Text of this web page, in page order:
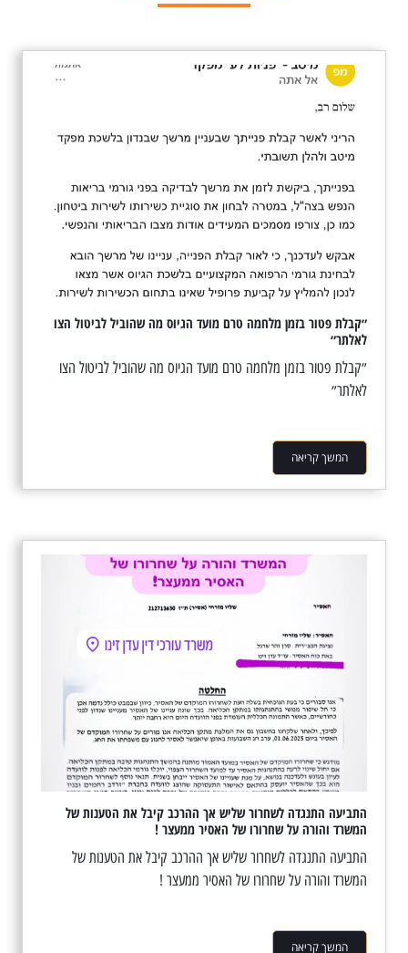
״קבלת פטור בזמן מלחמה טרם מועד הגיוס מה שהוביל לביטול הצו
לאלתר״
״קבלת פטור בזמן מלחמה טרם מועד הגיוס מה שהוביל לביטול הצו
לאלתר״
המשך קריאה
התביעה התנגדה לשחרור שליש אך ההרכב קיבל את הטענות של
המשרד והורה על שחרורו של האסיר ממעצר !
התביעה התנגדה לשחרור שליש אך ההרכב קיבל את הטענות של
המשרד והורה על שחרורו של האסיר ממעצר !
המשך קריאה